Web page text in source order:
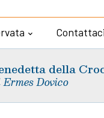
Contattaci
della
Dovico